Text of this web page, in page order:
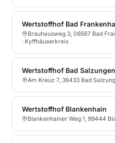
Wertstoffhof Bad
Brauhausweg 3, 06567 Bad
· Kyffhäuserkreis
Wertstoffhof Bad Salzungen
Am Kreuz 7, 36433 Bad
Wertstoffhof Blankenhain
Blankenhainer Weg 1, 99444